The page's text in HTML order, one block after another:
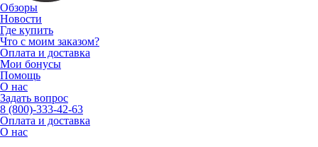
Обзоры
Новости
Где купить
Что с моим заказом?
Оплата и доставка
Мои бонусы
Помощь
О нас
Задать вопрос
8 (800)-333-42-63
Оплата и доставка
О нас